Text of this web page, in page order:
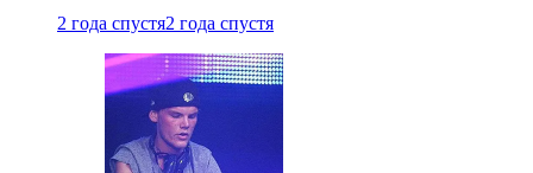
2 года спустя2 года спустя